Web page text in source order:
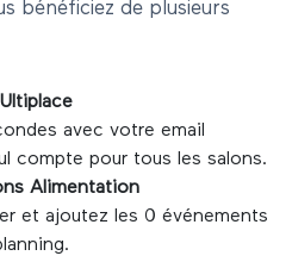
bénéficiez de plusieurs
avec votre email
compte pour tous les salons.
Alimentation
et ajoutez les 0 événements